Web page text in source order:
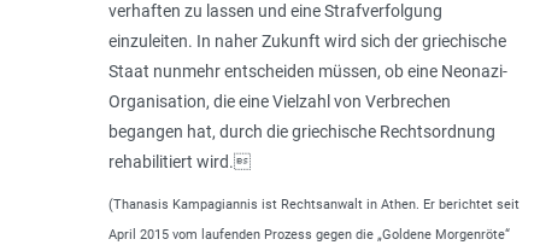
verhaften zu lassen und eine Strafverfolgung
einzuleiten. In naher Zukunft wird sich der griechische
Staat nunmehr entscheiden müssen, ob eine Neonazi-
Organisation, die eine Vielzahl von Verbrechen
begangen hat, durch die griechische Rechtsordnung
rehabilitiert wird.
(Thanasis Kampagiannis ist Rechtsanwalt in Athen. Er berichtet seit
April 2015 vom laufenden Prozess gegen die „Goldene Morgenröte“